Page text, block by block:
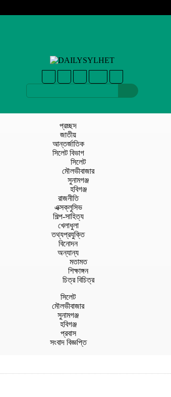
প্রচ্ছদ
জাতীয়
আন্তর্জাতিক
সিলেট বিভাগ
সিলেট
মৌলভীবাজার
সুনামগঞ্জ
হবিগঞ্জ
রাজনীতি
এক্সক্লুসিভ
শিল্প-সাহিত্য
খেলাধুলা
তথ্যপ্রযুক্তি
বিনোদন
অন্যান্য
মতামত
শিক্ষাঙ্গন
চিত্র বিচিত্র
সিলেট
মৌলভীবাজার
সুনামগঞ্জ
হবিগঞ্জ
প্রবাস
সংবাদ বিজ্ঞপ্তি